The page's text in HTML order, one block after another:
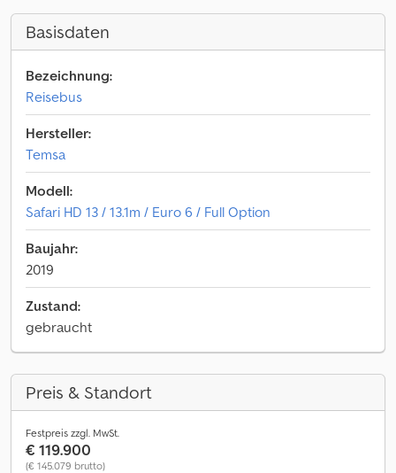
Basisdaten
Bezeichnung:
Reisebus
Hersteller:
Temsa
Modell:
Safari HD 13 / 13.1m / Euro 6 / Full Option
Baujahr:
2019
Zustand:
gebraucht
Preis & Standort
Festpreis zzgl. MwSt.
€ 119.900
(€ 145.079 brutto)